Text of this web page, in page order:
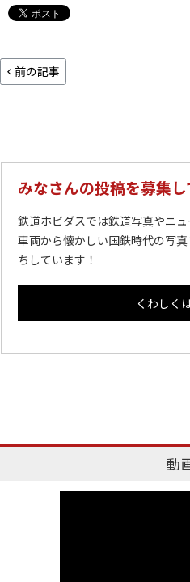
前の記事
みなさんの投稿を募集
鉄道ホビダスでは鉄道写真やニ
車両から懐かしい国鉄時代の写
ちしています！
くわしく
動